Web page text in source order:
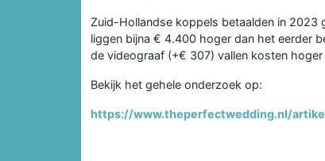
Zuid-Hollandse koppels betaalden in 2023
liggen bijna € 4.400 hoger dan het eerder
de videograaf (+€ 307) vallen kosten
Bekijk het gehele onderzoek op:
https://www.theperfectwedding.nl/